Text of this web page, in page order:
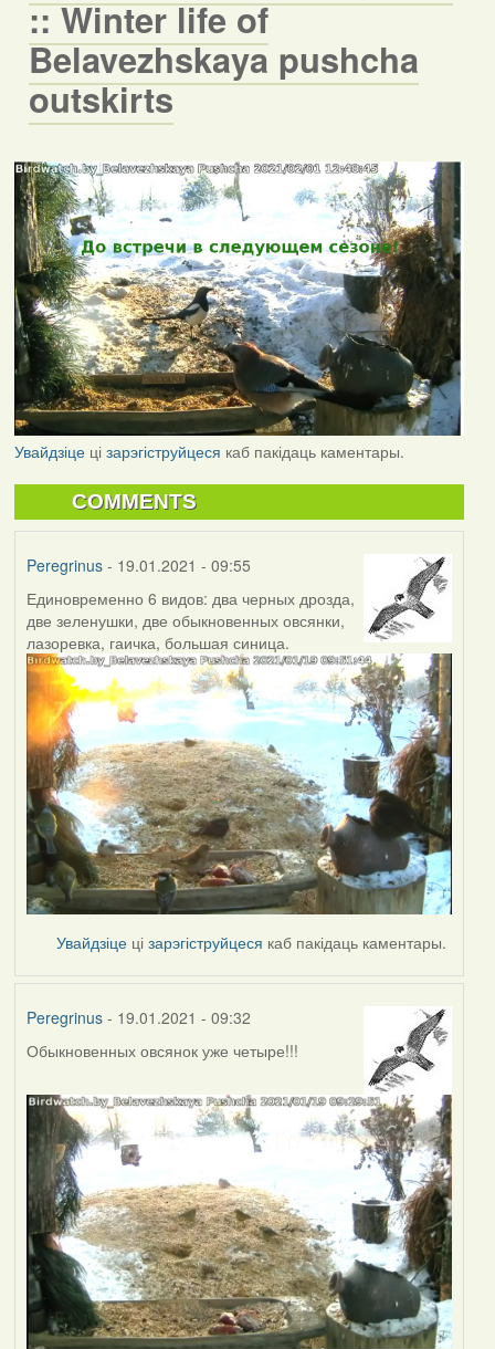
:: Winter life of
Belavezhskaya pushcha
outskirts
Увайдзіцеці зарэгіструйцеся каб пакідаць каментары.
COMMENTS
Peregrinus- 19.01.2021 - 09:55
Единовременно 6 видов: два черных дрозда,
две зеленушки, две обыкновенных овсянки,
лазоревка, гаичка, большая синица.
Увайдзіце цізарэгіструйцеся каб пакідаць каментары.
Peregrinus- 19.01.2021 - 09:32
Обыкновенных овсянок уже четыре!!!